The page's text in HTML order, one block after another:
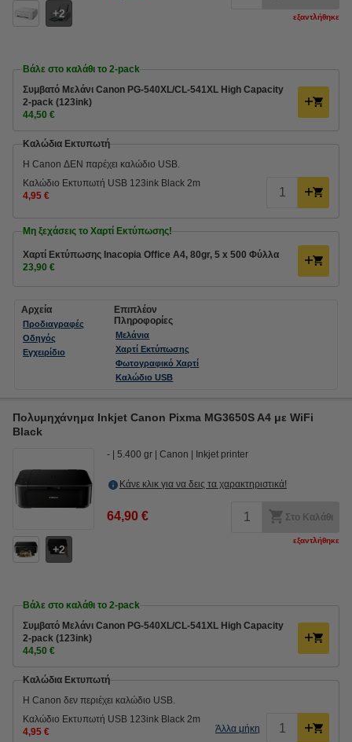
2 εξαντλήθηκε
Βάλε στο καλάθι το 2-pack
Συμβατό Μελάνι Canon PG-540XL/CL-541XL High Capacity
2-pack (123ink)
44,50 €
Καλώδια Εκτυπωτή
Η Canon ΔΕΝ παρέχει καλώδιο USB.
Καλώδιο Εκτυπωτή USB 123ink Black 2m
4,95 €
Μη ξεχάσεις το Χαρτί Εκτύπωσης!
Χαρτί Εκτύπωσης Inacopia Office Α4, 80gr, 5 x 500 Φύλλα
23,90 €
Αρχεία
Προδιαγραφές
Οδηγός
Εγχειρίδιο
Επιπλέον
Πληροφορίες
Μελάνια
Χαρτί Εκτύπωσης
Φωτογραφικό Χαρτί
Καλώδιο USB
Πολυμηχάνημα Inkjet Canon Pixma MG3650S A4 με WiFi
Black
2
- 5.400 gr Canon Inkjet printer
Κάνε κλικ για να δεις τα χαρακτηριστικά!
64,90 € Στο Καλάθι
εξαντλήθηκε
Βάλε στο καλάθι το 2-pack
Συμβατό Μελάνι Canon PG-540XL/CL-541XL High Capacity
2-pack (123ink)
44,50 €
Καλώδια Εκτυπωτή
H Canon δεν περιέχει καλώδιο USB.
Καλώδιο Εκτυπωτή USB 123ink Black 2m
4,95 €
Άλλα μήκη